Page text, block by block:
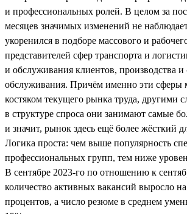
и профессиональных ролей. В целом за
месяцев значимых изменений не
укоренился в подборе массового и
представителей сфер транспорта и
и обслуживания клиентов, производства и
обслуживания. Причём именно эти сферы
костяком текущего рынка труда, другими
в структуре спроса они занимают самые
и значит, рынок здесь ещё более жёсткий
Логика проста: чем выше популярность
профессиональных групп, тем ниже
В сентябре 2023-го по отношению к
количество активных вакансий выросло на
процентов, а число резюме в среднем